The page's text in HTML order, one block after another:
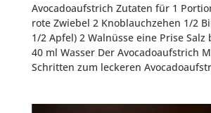
Avocadoaufstrich Zutaten für 1
rote Zwiebel 2 Knoblauchzehen 1/2
1/2 Apfel) 2 Walnüsse eine Prise
40 ml Wasser Der Avocadoaufstrich
Schritten zum leckeren